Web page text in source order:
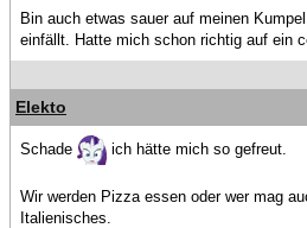
Bin auch etwas sauer auf meinen
einfällt. Hatte mich schon richtig auf ein
Elekto
Schade ich hätte mich so gefreut.
Wir werden Pizza essen oder wer mag
Italienisches.